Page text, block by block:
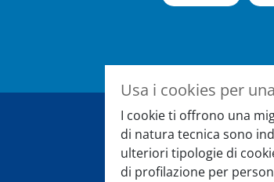
Usa i cookies per
I cookie ti offrono una
di natura tecnica sono
ulteriori tipologie di
di profilazione per
Registrati
E rimani sempre